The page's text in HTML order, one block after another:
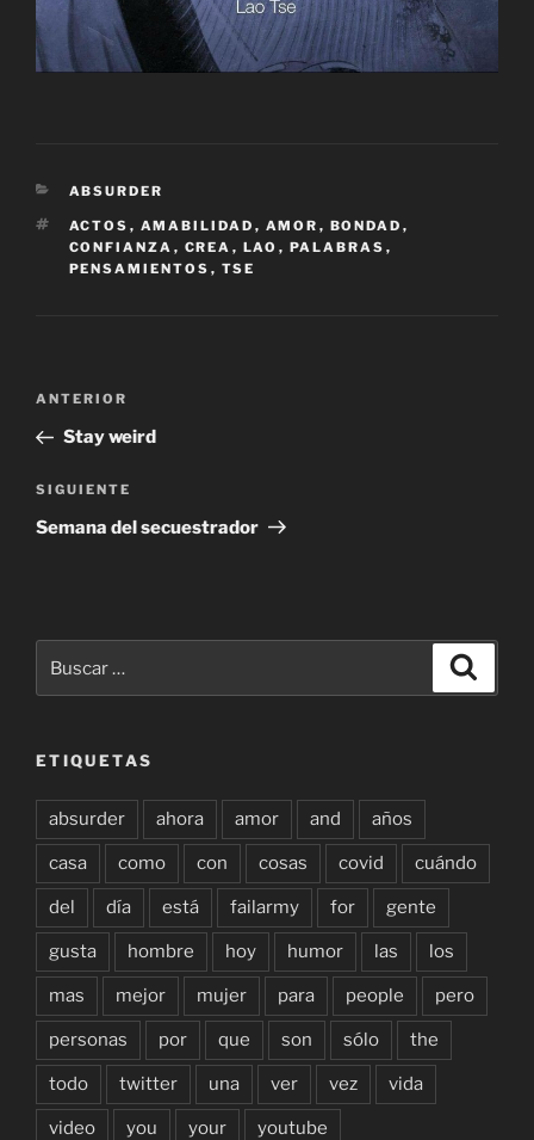
CATEGORÍAS
ABSURDER
ETIQUETAS
ACTOS , AMABILIDAD , AMOR , BONDAD ,
CONFIANZA , CREA , LAO , PALABRAS ,
PENSAMIENTOS , TSE
Navegación
entradas
Entrada
anterior:
ANTERIOR
Stay weird
Siguiente
entrada
SIGUIENTE
Semana del secuestrador
por:
ETIQUETAS
absurder ahora amor and años
casa como con cosas covid cuándo
del día está failarmy for gente
gusta hombre hoy humor las los
mas mejor mujer para people pero
personas por que son sólo the
todo twitter una ver vez vida
video you your youtube